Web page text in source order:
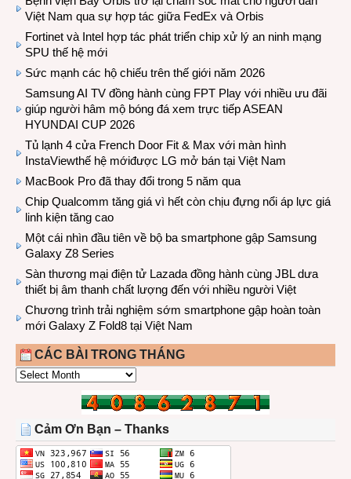
Việt Nam qua sự hợp tác giữa FedEx và Orbis
Fortinet và Intel hợp tác phát triển chip xử lý an ninh mạng
SPU thế hệ mới
Sức mạnh các hộ chiếu trên thế giới năm 2026
Samsung AI TV đồng hành cùng FPT Play với nhiều ưu đãi
giúp người hâm mộ bóng đá xem trực tiếp ASEAN
HYUNDAI CUP 2026
Tủ lạnh 4 cửa French Door Fit & Max với màn hình
InstaViewthế hệ mớiđược LG mở bán tại Việt Nam
MacBook Pro đã thay đổi trong 5 năm qua
Chip Qualcomm tăng giá vì hết còn chịu đựng nổi áp lực giá
linh kiện tăng cao
Một cái nhìn đầu tiên về bộ ba smartphone gập Samsung
Galaxy Z8 Series
Sàn thương mại điện tử Lazada đồng hành cùng JBL dưa
thiết bị âm thanh chất lượng đến với nhiều người Việt
Chương trình trải nghiệm sớm smartphone gập hoàn toàn
mới Galaxy Z Fold8 tại Việt Nam
CÁC BÀI TRONG THÁNG
CÁC
THÁNG
Cảm Ơn Bạn – Thanks